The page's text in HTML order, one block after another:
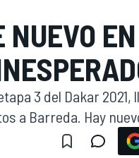
NUEVO
3 del Dakar
a Barreda. Hay